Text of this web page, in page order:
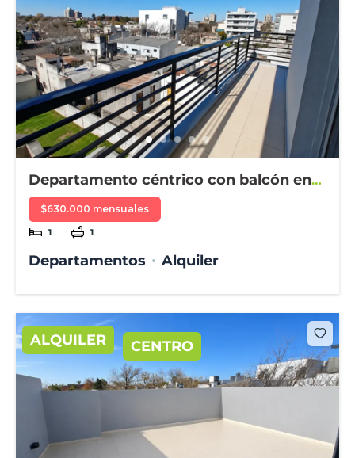
Departamento céntrico con balcón en
alquiler
$630.000 mensuales
1 1
Departamentos Alquiler
ALQUILER CENTRO